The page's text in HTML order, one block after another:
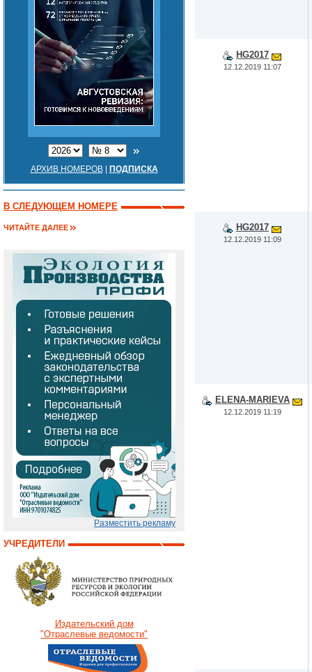
АРХИВ НОМЕРОВ| ПОДПИСКА
В СЛЕДУЮЩЕМ НОМЕРЕ
ЧИТАЙТЕ ДАЛЕЕ
Разместить рекламу
УЧРЕДИТЕЛИ
Издательский дом
"Отраслевые ведомости"
HG2017
12.12.2019 11:07
HG2017
12.12.2019 11:09
ELENA-MARIEVA
12.12.2019 11:19